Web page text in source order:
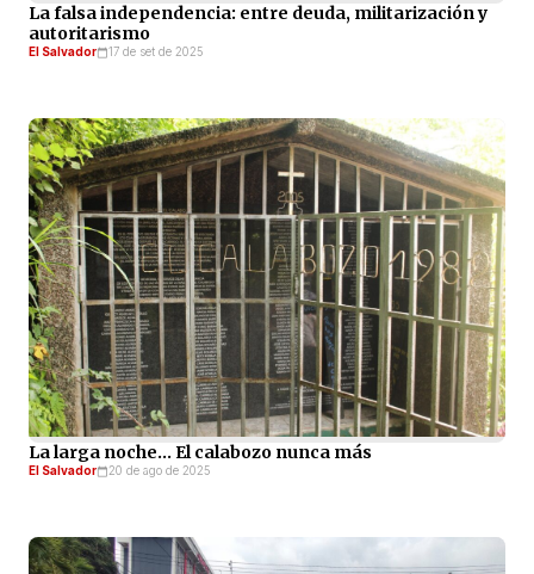
La falsa independencia: entre deuda, militarización y
autoritarismo
El Salvador 17 de set de 2025
La larga noche… El calabozo nunca más
El Salvador 20 de ago de 2025